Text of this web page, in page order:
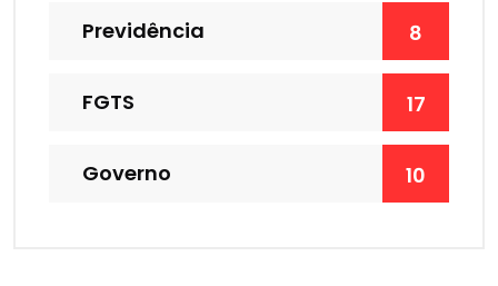
Previdência 8
FGTS 17
Governo 10